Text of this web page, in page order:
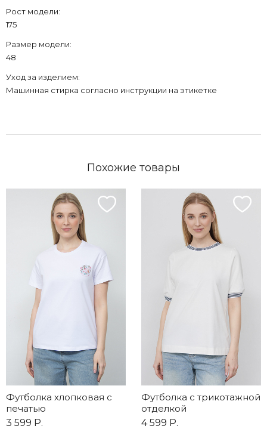
Рост модели:
175
Размер модели:
48
Уход за изделием:
Машинная стирка согласно инструкции на этикетке
Похожие товары
Футболка хлопковая с
печатью
3 599 Р.
Футболка с трикотажной
отделкой
4 599 Р.